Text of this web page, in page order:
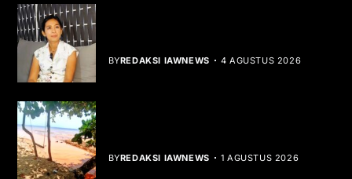
BYREDAKSI IAWNEWS 4 AGUSTUS 2026
BYREDAKSI IAWNEWS 1 AGUSTUS 2026